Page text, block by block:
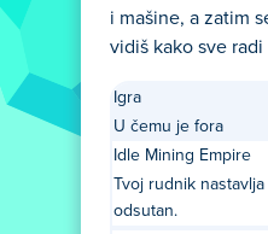
i mašine, a zatim
vidiš kako sve
Igra
U čemu je fora
Idle Mining Empire
Tvoj rudnik
odsutan.